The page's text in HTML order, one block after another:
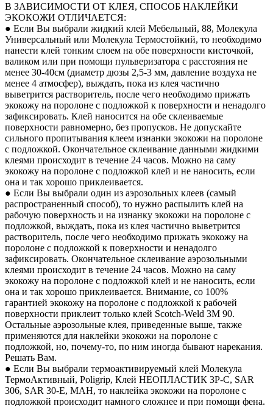
В ЗАВИСИМОСТИ ОТ КЛЕЯ, СПОСОБ НАКЛЕЙКИ
ЭКОКОЖИ ОТЛИЧАЕТСЯ:
● Если Вы выбрали жидкий клей Мебельный, 88, Молекула
Универсальный или Молекула Термостойкий, то необходимо
нанести клей тонким слоем на обе поверхности кисточкой,
валиком или при помощи пульверизатора с расстояния не
менее 30-40см (диаметр дюзы 2,5-3 мм, давление воздуха не
менее 4 атмосфер), выждать, пока из клея частично
выветрится растворитель, после чего необходимо прижать
экокожу на поролоне с подложкой к поверхности и ненадолго
зафиксировать. Клей наносится на обе склеиваемые
поверхности равномерно, без пропусков. Не допускайте
сильного пропитывания клеем изнанки экокожи на поролоне
с подложкой. Окончательное склеивание данными жидкими
клеями происходит в течение 24 часов. Можно на саму
экокожу на поролоне с подложкой клей и не наносить, если
она и так хорошо приклеивается.
● Если Вы выбрали один из аэрозольных клеев (самый
распространенный способ), то нужно распылить клей на
рабочую поверхность и на изнанку экокожи на поролоне с
подложкой, выждать, пока из клея частично выветрится
растворитель, после чего необходимо прижать экокожу на
поролоне с подложкой к поверхности и ненадолго
зафиксировать. Окончательное склеивание аэрозольными
клеями происходит в течение 24 часов. Можно на саму
экокожу на поролоне с подложкой клей и не наносить, если
она и так хорошо приклеивается. Внимание, со 100%
гарантией экокожу на поролоне с подложкой к рабочей
поверхности приклеит только клей Scotch-Weld 3M 90.
Остальные аэрозольные клея, приведенные выше, также
применяются для наклейки экокожи на поролоне с
подложкой, но, почему-то, по ним иногда бывают нарекания.
Решать Вам.
● Если Вы выбрали термоактивируемый клей Молекула
ТермоАктивный, Poligrip, Клей НЕОПЛАСТИК 3P-C, SAR
306, SAR 30-E, MAH, то наклейка экокожи на поролоне с
подложкой происходит намного сложнее и при помощи фена.